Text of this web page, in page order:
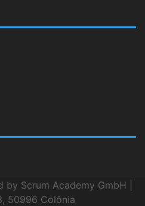
by Scrum Academy GmbH |
50996 Colônia